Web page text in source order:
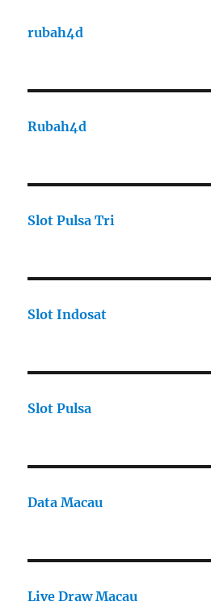
rubah4d
Rubah4d
Slot Pulsa Tri
Slot Indosat
Slot Pulsa
Data Macau
Live Draw Macau